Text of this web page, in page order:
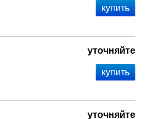
уточняйте
уточняйте